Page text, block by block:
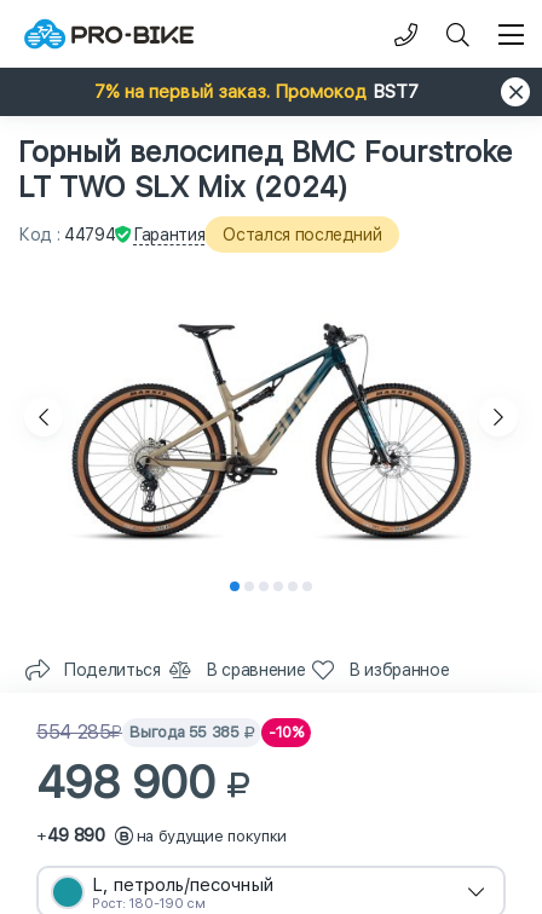
7% на первый заказ. Промокод BST7
Горный велосипед BMC Fourstroke
LT TWO SLX Mix (2024)
Код : 44794 Гарантия Остался последний
Поделиться В сравнение В избранное
554 285 Выгода 55 385 -10%
498 900
+49 890 на будущие покупки
L, петроль/песочный
Рост: 180-190 см